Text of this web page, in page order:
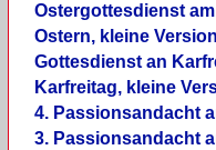
Ostergottesdienst am
Ostern, kleine
Gottesdienst an
Karfreitag, kleine
4. Passionsandacht
3. Passionsandacht